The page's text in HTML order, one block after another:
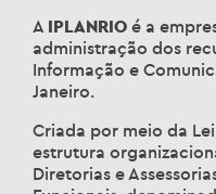
A IPLANRIO é a
administração dos
Informação e
Janeiro.
Criada por meio da Lei
estrutura
Diretorias e